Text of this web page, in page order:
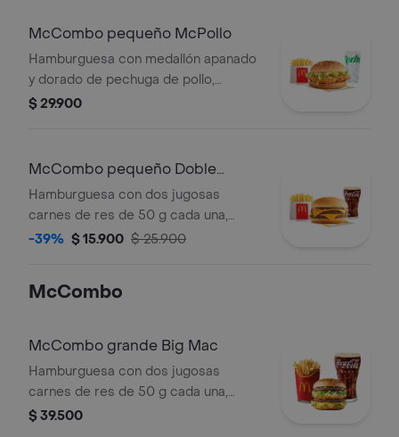
Acompañada de papas fritas
medianas crujientes, bebida mediana
a elección y helado cremoso de
vainilla con galleta Oreo™ triturada y
topping de chocolate.
McCombo pequeño McPollo
Hamburguesa con medallón apanado
y dorado de pechuga de pollo,
mayonesa cremosa y lechuga fresca,
pequeña a elección.
$ 29.900
McCombo pequeño Doble
Hamburguesa con Queso
Hamburguesa con dos jugosas
carnes de res de 50 g cada una,
doble queso cheddar cremoso,
Acompañada de papas fritas
elección.
-39% $ 15.900 $ 25.900
McCombo
McCombo grande Big Mac
Hamburguesa con dos jugosas
carnes de res de 50 g cada una,
cebolla, lechuga fresca, pepinillos,
$ 39.500